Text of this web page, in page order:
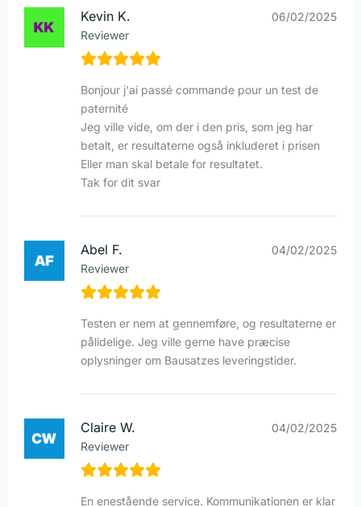
Kevin K.
Reviewer
06/02/2025
Bonjour j'ai passé commande pour un test de
paternité
Jeg ville vide, om der i den pris, som jeg har
betalt, er resultaterne også inkluderet i prisen
Eller man skal betale for resultatet.
Tak for dit svar
Abel F.
Reviewer
04/02/2025
Testen er nem at gennemføre, og resultaterne er
pålidelige. Jeg ville gerne have præcise
oplysninger om Bausatzes leveringstider.
Claire W.
Reviewer
04/02/2025
En enestående service. Kommunikationen er klar